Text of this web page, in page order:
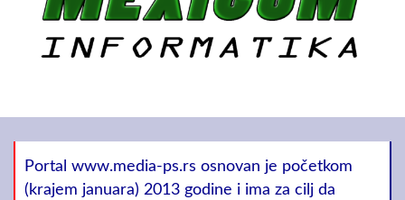
Portal www.media-ps.rs osnovan je početkom
(krajem januara) 2013 godine i ima za cilj da